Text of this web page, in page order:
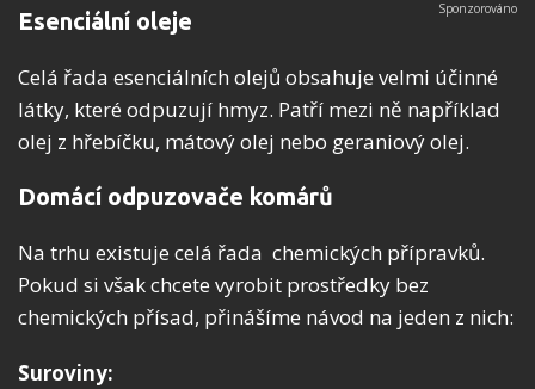
Esenciální oleje
Celá řada esenciálních olejů obsahuje velmi účinné
látky, které odpuzují hmyz. Patří mezi ně například
olej z hřebíčku, mátový olej nebo geraniový olej.
Domácí odpuzovače komárů
Na trhu existuje celá řada chemických přípravků.
Pokud si však chcete vyrobit prostředky bez
chemických přísad, přinášíme návod na jeden z nich:
Suroviny: